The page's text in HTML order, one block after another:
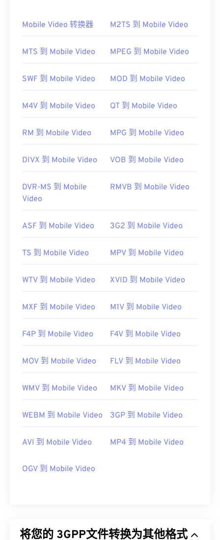
Mobile Video 转换器 M2TS 到 Mobile Video
MTS 到 Mobile Video MPEG 到 Mobile Video
SWF 到 Mobile Video MOD 到 Mobile Video
M4V 到 Mobile Video QT 到 Mobile Video
RM 到 Mobile Video MPG 到 Mobile Video
DIVX 到 Mobile Video VOB 到 Mobile Video
DVR-MS 到 Mobile
Video
RMVB 到 Mobile Video
ASF 到 Mobile Video 3G2 到 Mobile Video
TS 到 Mobile Video MPV 到 Mobile Video
WTV 到 Mobile Video XVID 到 Mobile Video
MXF 到 Mobile Video M1V 到 Mobile Video
F4P 到 Mobile Video F4V 到 Mobile Video
MOV 到 Mobile Video FLV 到 Mobile Video
WMV 到 Mobile Video MKV 到 Mobile Video
WEBM 到 Mobile Video 3GP 到 Mobile Video
AVI 到 Mobile Video MP4 到 Mobile Video
OGV 到 Mobile Video
将您的 3GPP文件转换为其他格式